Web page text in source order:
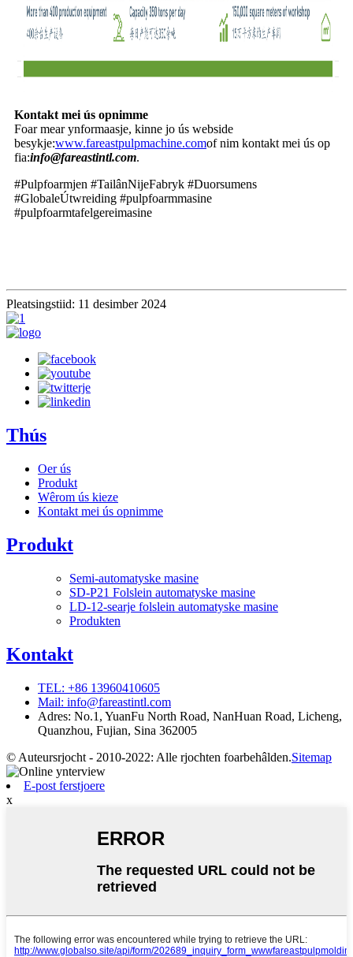
Kontakt mei ús opnimme
Foar mear ynformaasje, kinne jo ús webside
besykje:www.fareastpulpmachine.comof nim kontakt mei ús op
fia:info@fareastintl.com.
#Pulpfoarmjen #TailânNijeFabryk #Duorsumens
#GlobaleÚtwreiding #pulpfoarmmasine
#pulpfoarmtafelgereimasine
Pleatsingstiid: 11 desimber 2024
Thús
Oer ús
Produkt
Wêrom ús kieze
Kontakt mei ús opnimme
Produkt
Semi-automatyske masine
SD-P21 Folslein automatyske masine
LD-12-searje folslein automatyske masine
Produkten
Kontakt
TEL: +86 13960410605
Mail: info@fareastintl.com
Adres: No.1, YuanFu North Road, NanHuan Road, Licheng,
Quanzhou, Fujian, Sina 362005
© Auteursrjocht - 2010-2022: Alle rjochten foarbehâlden.Sitemap
E-post ferstjoere
x